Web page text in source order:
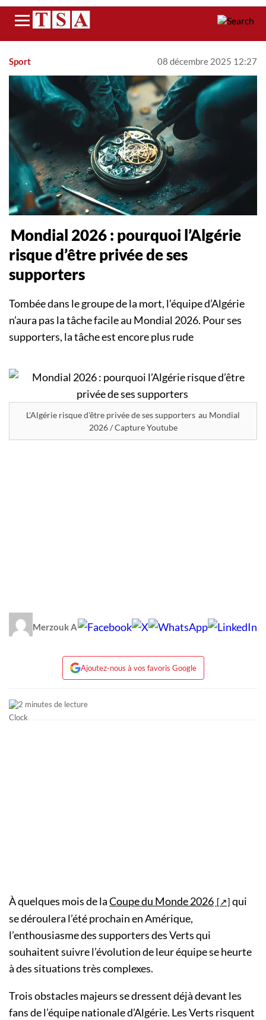
Menu
Sport 08 décembre 2025 12:27
Mondial 2026 : pourquoi l’Algérie
risque d’être privée de ses
supporters
Tombée dans le groupe de la mort, l’équipe d’Algérie
n’aura pas la tâche facile au Mondial 2026. Pour ses
supporters, la tâche est encore plus rude
L'Algérie risque d'être privée de ses supporters au Mondial
2026 / Capture Youtube
Merzouk A
Ajoutez-nous à vos favoris Google
2 minutes de lecture
À quelques mois de laCoupe du Monde 2026
qui
se déroulera l’été prochain en Amérique,
l’enthousiasme des supporters des Verts qui
souhaitent suivre l’évolution de leur équipe se heurte
à des situations très complexes.
Trois obstacles majeurs se dressent déjà devant les
fans de l’équipe nationale d’Algérie. Les Verts risquent